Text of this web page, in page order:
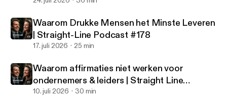
Waarom Drukke Mensen het Minste Leveren
| Straight-Line Podcast #178
17. juli 2026 25 min
Waarom affirmaties niet werken voor
ondernemers & leiders | Straight Line
Podcast #177
10. juli 2026 30 min